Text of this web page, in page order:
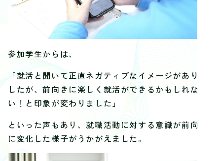
参加学生からは、
「就活と聞いて正直ネガティブなイメージがありま
したが、前向きに楽しく就活ができるかもしれな
い！と印象が変わりました」
といった声もあり、就職活動に対する意識が前向き
に変化した様子がうかがえました。